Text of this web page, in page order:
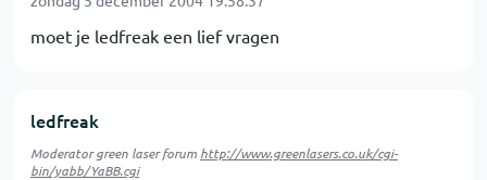
moet je ledfreak een lief vragen
ledfreak
Moderator green laser forum http://www.greenlasers.co.uk/cgi-
bin/yabb/YaBB.cgi